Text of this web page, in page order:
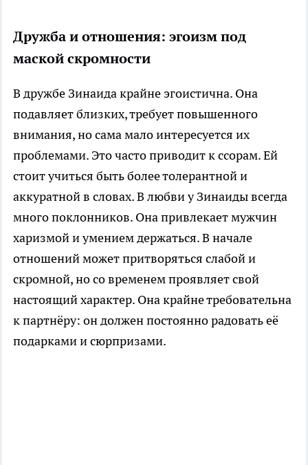
Дружба и отношения: эгоизм под
маской скромности
В дружбе Зинаида крайне эгоистична. Она
подавляет близких, требует повышенного
внимания, но сама мало интересуется их
проблемами. Это часто приводит к ссорам. Ей
стоит учиться быть более толерантной и
аккуратной в словах. В любви у Зинаиды всегда
много поклонников. Она привлекает мужчин
харизмой и умением держаться. В начале
отношений может притворяться слабой и
скромной, но со временем проявляет свой
настоящий характер. Она крайне требовательна
к партнёру: он должен постоянно радовать её
подарками и сюрпризами.